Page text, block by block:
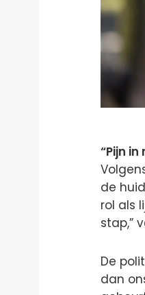
“Pijn
de
rol als
stap,”
De
dan